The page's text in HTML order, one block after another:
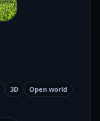
3D
Open world